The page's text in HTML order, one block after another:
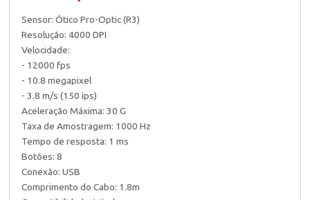
Sensor: Ótico Pro-Optic (R3)
Resolução: 4000 DPI
Velocidade:
- 12000 fps
- 10.8 megapixel
- 3.8 m/s (150 ips)
Aceleração Máxima: 30 G
Taxa de Amostragem: 1000 Hz
Tempo de resposta: 1 ms
Botões: 8
Conexão: USB
Comprimento do Cabo: 1.8m